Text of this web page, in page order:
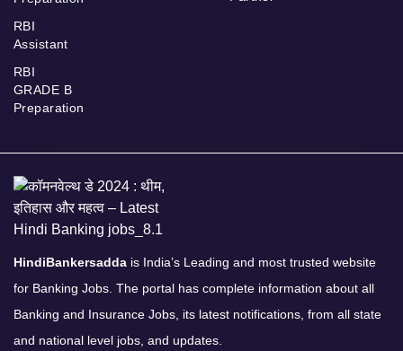
RBI
Assistant
RBI
GRADE B
Preparation
HindiBankersadda is India’s Leading and most trusted website
for Banking Jobs. The portal has complete information about all
Banking and Insurance Jobs, its latest notifications, from all state
and national level jobs, and updates.